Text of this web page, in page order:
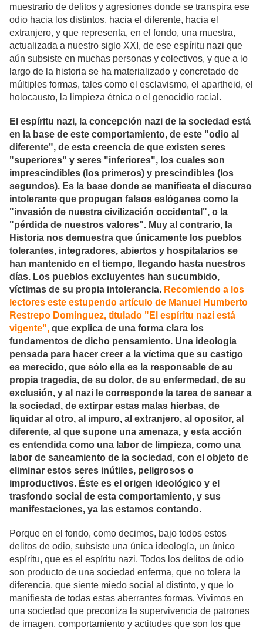
muestrario de delitos y agresiones donde se transpira ese
odio hacia los distintos, hacia el diferente, hacia el
extranjero, y que representa, en el fondo, una muestra,
actualizada a nuestro siglo XXI, de ese espíritu nazi que
aún subsiste en muchas personas y colectivos, y que a lo
largo de la historia se ha materializado y concretado de
múltiples formas, tales como el esclavismo, el apartheid, el
holocausto, la limpieza étnica o el genocidio racial.
El espíritu nazi, la concepción nazi de la sociedad está
en la base de este comportamiento, de este "odio al
diferente", de esta creencia de que existen seres
"superiores" y seres "inferiores", los cuales son
imprescindibles (los primeros) y prescindibles (los
segundos). Es la base donde se manifiesta el discurso
intolerante que propugan falsos eslóganes como la
"invasión de nuestra civilización occidental", o la
"pérdida de nuestros valores". Muy al contrario, la
Historia nos demuestra que únicamente los pueblos
tolerantes, integradores, abiertos y hospitalarios se
han mantenido en el tiempo, llegando hasta nuestros
días. Los pueblos excluyentes han sucumbido,
víctimas de su propia intolerancia. Recomiendo a los
lectores este estupendo artículo de Manuel Humberto
Restrepo Domínguez, titulado "El espíritu nazi está
vigente", que explica de una forma clara los
fundamentos de dicho pensamiento. Una ideología
pensada para hacer creer a la víctima que su castigo
es merecido, que sólo ella es la responsable de su
propia tragedia, de su dolor, de su enfermedad, de su
exclusión, y al nazi le corresponde la tarea de sanear a
la sociedad, de extirpar estas malas hierbas, de
liquidar al otro, al impuro, al extranjero, al opositor, al
diferente, al que supone una amenaza, y esta acción
es entendida como una labor de limpieza, como una
labor de saneamiento de la sociedad, con el objeto de
eliminar estos seres inútiles, peligrosos o
improductivos. Éste es el origen ideológico y el
trasfondo social de esta comportamiento, y sus
manifestaciones, ya las estamos contando.
Porque en el fondo, como decimos, bajo todos estos
delitos de odio, subsiste una única ideología, un único
espíritu, que es el espíritu nazi. Todos los delitos de odio
son producto de una sociedad enferma, que no tolera la
diferencia, que siente miedo social al distinto, y que lo
manifiesta de todas estas aberrantes formas. Vivimos en
una sociedad que preconiza la supervivencia de patrones
de imagen, comportamiento y actitudes que son los que